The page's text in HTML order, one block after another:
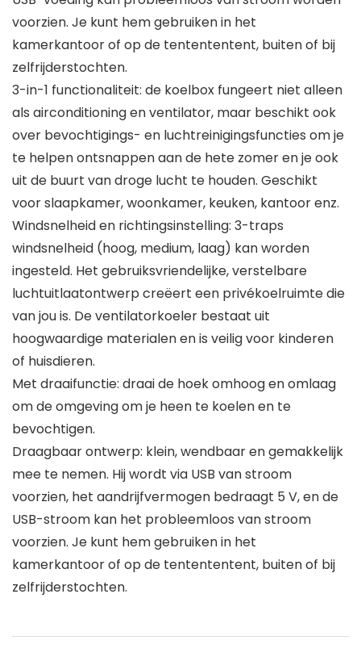
voorzien. Je kunt hem gebruiken in het
kamerkantoor of op de tentententent, buiten of bij
zelfrijderstochten.
3-in-1 functionaliteit: de koelbox fungeert niet alleen
als airconditioning en ventilator, maar beschikt ook
over bevochtigings- en luchtreinigingsfuncties om je
te helpen ontsnappen aan de hete zomer en je ook
uit de buurt van droge lucht te houden. Geschikt
voor slaapkamer, woonkamer, keuken, kantoor enz.
Windsnelheid en richtingsinstelling: 3-traps
windsnelheid (hoog, medium, laag) kan worden
ingesteld. Het gebruiksvriendelijke, verstelbare
luchtuitlaatontwerp creëert een privékoelruimte die
van jou is. De ventilatorkoeler bestaat uit
hoogwaardige materialen en is veilig voor kinderen
of huisdieren.
Met draaifunctie: draai de hoek omhoog en omlaag
om de omgeving om je heen te koelen en te
bevochtigen.
Draagbaar ontwerp: klein, wendbaar en gemakkelijk
mee te nemen. Hij wordt via USB van stroom
voorzien, het aandrijfvermogen bedraagt 5 V, en de
USB-stroom kan het probleemloos van stroom
voorzien. Je kunt hem gebruiken in het
kamerkantoor of op de tentententent, buiten of bij
zelfrijderstochten.